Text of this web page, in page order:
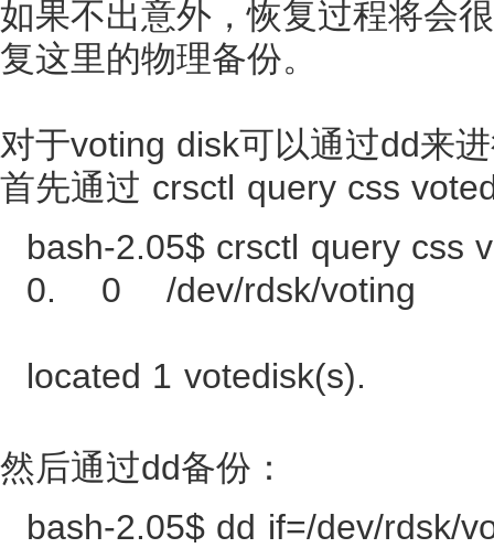
如果不出意外，恢复过程将会
复这里的物理备份。
对于voting disk可以通过dd来
首先通过 crsctl query css
bash-2.05$ crsctl query css
0. 0 /dev/rdsk/voting
located 1 votedisk(s).
然后通过dd备份：
bash-2.05$ dd if=/dev/rdsk/